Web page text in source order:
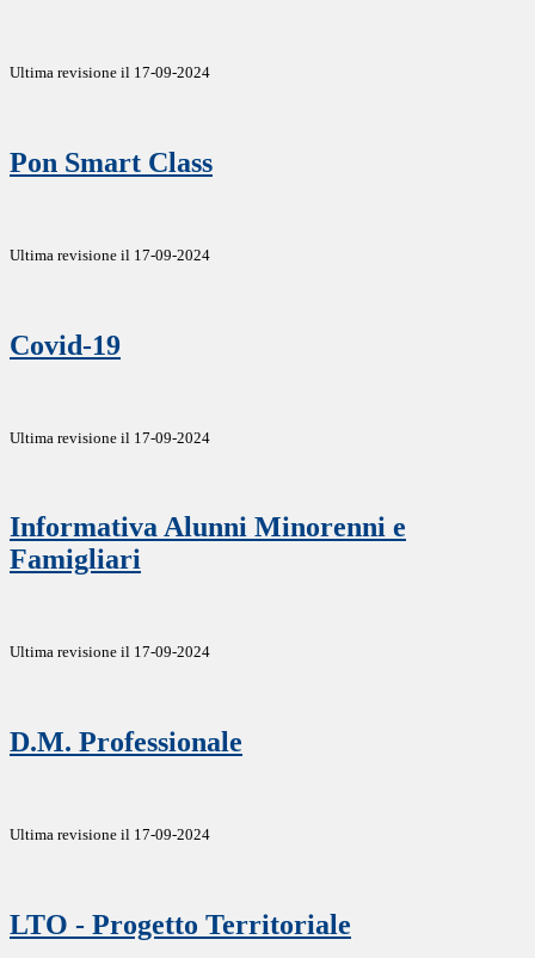
Ultima revisione il 17-09-2024
Pon Smart Class
Ultima revisione il 17-09-2024
Covid-19
Ultima revisione il 17-09-2024
Informativa Alunni Minorenni e
Famigliari
Ultima revisione il 17-09-2024
D.M. Professionale
Ultima revisione il 17-09-2024
LTO - Progetto Territoriale